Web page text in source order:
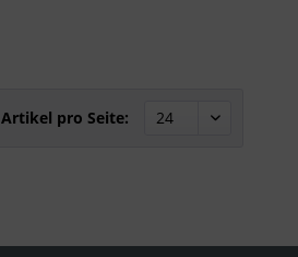
Artikel pro Seite: